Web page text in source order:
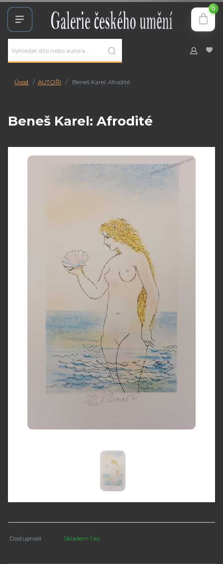
0
Úvod AUTOŘI Beneš Karel: Afrodité
Beneš Karel: Afrodité
Dostupnost Skladem 1 ks